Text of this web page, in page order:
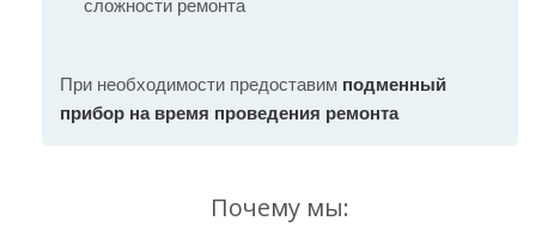
сложности ремонта
При необходимости предоставим подменный
прибор на время проведения ремонта
Почему мы: